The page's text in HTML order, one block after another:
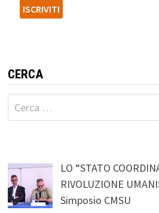
CERCA
Ricerca
per:
LO “STATO
RIVOLUZIONE
Simposio CMSU